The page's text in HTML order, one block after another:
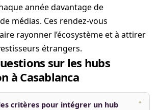
année davantage de
médias. Ces rendez-vous
rayonner l’écosystème et à attirer
étrangers.
sur les hubs
à Casablanca
critères pour intégrer un hub